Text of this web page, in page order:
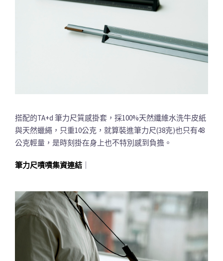
搭配的TA+d 筆力尺質感掛套，採100%天然纖維水洗牛皮紙
與天然蠟繩，只重10公克，就算裝進筆力尺(38克)也只有48
公克輕量，是時刻掛在身上也不特別感到負擔。
筆力尺嘖嘖集資連結